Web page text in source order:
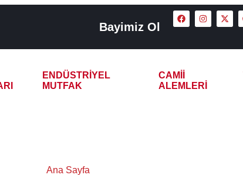
Bayimiz Ol
ENDÜSTRIYEL
MUTFAK
CAMII
ALEMLERI
Ana Sayfa